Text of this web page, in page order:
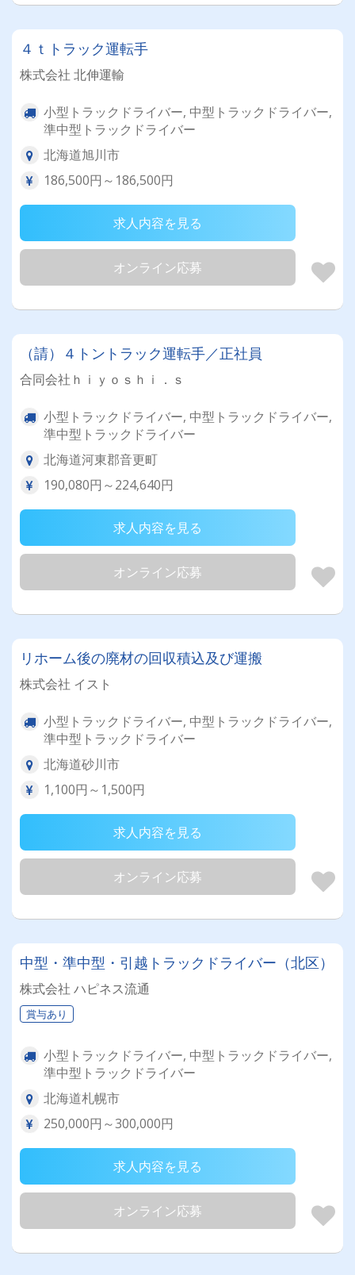
４ｔトラック運転手
株式会社 北伸運輸
小型トラックドライバー, 中型トラックドライバー,
準中型トラックドライバー
北海道旭川市
186,500円～186,500円
求人内容を見る
オンライン応募
（請）４トントラック運転手／正社員
合同会社ｈｉｙｏｓｈｉ．ｓ
小型トラックドライバー, 中型トラックドライバー,
準中型トラックドライバー
北海道河東郡音更町
190,080円～224,640円
求人内容を見る
オンライン応募
リホーム後の廃材の回収積込及び運搬
株式会社 イスト
小型トラックドライバー, 中型トラックドライバー,
準中型トラックドライバー
北海道砂川市
1,100円～1,500円
求人内容を見る
オンライン応募
中型・準中型・引越トラックドライバー（北区）
株式会社 ハピネス流通
賞与あり
小型トラックドライバー, 中型トラックドライバー,
準中型トラックドライバー
北海道札幌市
250,000円～300,000円
求人内容を見る
オンライン応募